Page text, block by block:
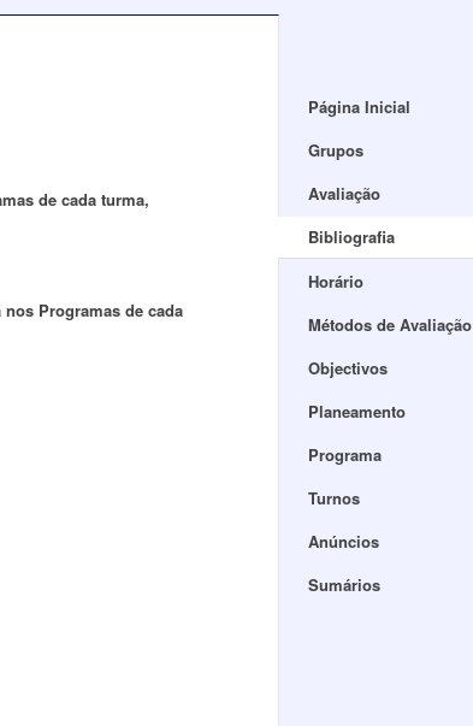
de cada turma,
Programas de cada
Página Inicial
Grupos
Avaliação
Bibliografia
Horário
Métodos de Avaliação
Objectivos
Planeamento
Programa
Turnos
Anúncios
Sumários